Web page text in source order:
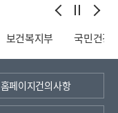
보건복지부 국민건강
홈페이지건의사항